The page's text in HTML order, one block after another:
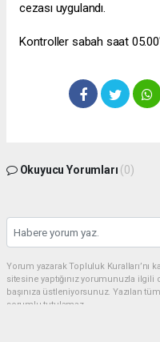
cezası uygulandı.
Kontroller sabah saat
Okuyucu Yorumları (0)
Yorum yazarak Topluluk
sitesine yaptığınız yorumunuzla
başınıza üstleniyorsunuz. Yazılan
sorumlu tutulamaz.